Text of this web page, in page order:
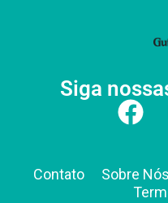
Siga
Contato Sobre Nós